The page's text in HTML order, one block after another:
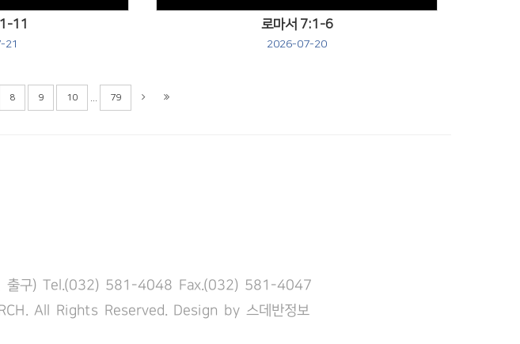
11
21
로마서 7:1-6
2026-07-20
8 9 10 79
출구) Tel.(032) 581-4048 Fax.(032) 581-4047
All Rights Reserved. Design by 스데반정보